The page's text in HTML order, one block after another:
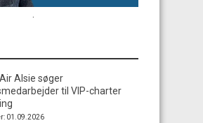
Alsie søger
til VIP-charter
01.09.2026